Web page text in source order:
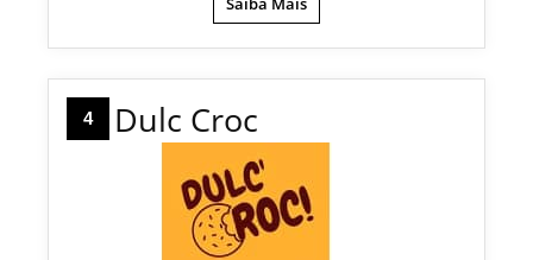
4 Dulc Croc